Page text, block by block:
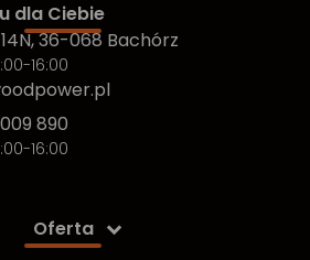
dla Ciebie
36-068 Bachórz
16:00
890
16:00
Oferta 